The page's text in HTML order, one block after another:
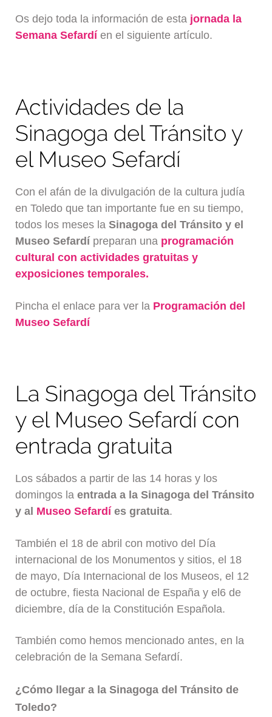
Os dejo toda la información de esta jornada la
Semana Sefardí en el siguiente artículo.
Actividades de la
Sinagoga del Tránsito y
el Museo Sefardí
Con el afán de la divulgación de la cultura judía
en Toledo que tan importante fue en su tiempo,
todos los meses laSinagoga del Tránsito y el
Museo Sefardí preparan una programación
cultural con actividades gratuitas y
exposiciones temporales.
Pincha el enlace para ver la Programación del
Museo Sefardí
La Sinagoga del Tránsito
y el Museo Sefardí con
entrada gratuita
Los sábados a partir de las 14 horas y los
domingos laentrada a la Sinagoga del Tránsito
y al Museo Sefardíes gratuita.
También el 18 de abril con motivo del Día
internacional de los Monumentos y sitios, el 18
de mayo, Día Internacional de los Museos, el 12
de octubre, fiesta Nacional de España y el6 de
diciembre, día de la Constitución Española.
También como hemos mencionado antes, en la
celebración de la Semana Sefardí.
¿Cómo llegar a la Sinagoga del Tránsito de
Toledo?